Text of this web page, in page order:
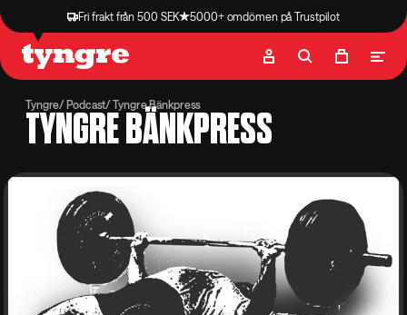
Fri frakt från 500 SEK 5000+ omdömen på Trustpilot
Butik Recept
Tyngre Podcast Tyngre Bänkpress
TYNGRE BÄNKPRESS